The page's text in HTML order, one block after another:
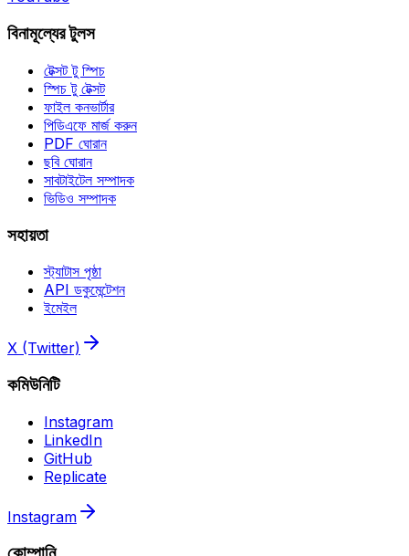
বিনামূল্যের টুলস
টেক্সট টু স্পিচ
স্পিচ টু টেক্সট
ফাইল কনভার্টার
পিডিএফে মার্জ করুন
PDF ঘোরান
ছবি ঘোরান
সাবটাইটেল সম্পাদক
ভিডিও সম্পাদক
সহায়তা
স্ট্যাটাস পৃষ্ঠা
API ডকুমেন্টেশন
ইমেইল
X (Twitter)
কমিউনিটি
Instagram
LinkedIn
GitHub
Replicate
Instagram